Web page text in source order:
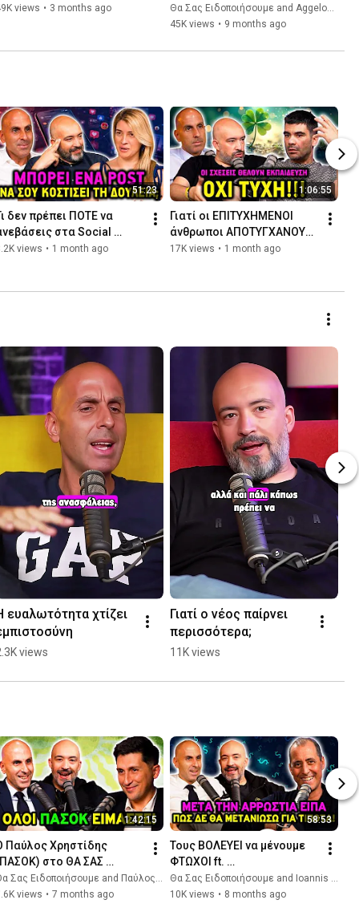
να γίνει επικίνδυνο
views • 3 months ago
ΝΙΚΗΣΕΙ; ft. Άγγελος
Χωριανόπουλος | Θα Σας
Θα Σας Ειδοποιήσουμε and Aggelos Chorianopoulos | Future Warfare
45K views • 9 months ago
51:23
δεν πρέπει ΠΟΤΕ να
στα Social
ft. Σουζάνα
views • 1 month ago
1:06:55
Γιατί oι ΕΠΙΤΥΧΗΜΕΝΟΙ
άνθρωποι ΑΠΟΤΥΓΧΑΝΟΥΝ
στις σχέσεις ft Χρήστος
17K views • 1 month ago
ευαλωτότητα χτίζει
views
Γιατί ο νέος παίρνει
περισσότερα;
11K views
1:42:15
Παύλος Χρηστίδης
στο ΘΑ ΣΑΣ
🔔
Σας Ειδοποιήσουμε and Παύλος Χρηστίδης
views • 7 months ago
58:53
Τους ΒΟΛΕΥΕΙ να μένουμε
ΦΤΩΧΟΙ ft.
Γιάννης Κανταρτζής | Θα
Σας Ειδοποιήσουμε 🔔
Θα Σας Ειδοποιήσουμε and Ioannis Kantartzis
10K views • 8 months ago